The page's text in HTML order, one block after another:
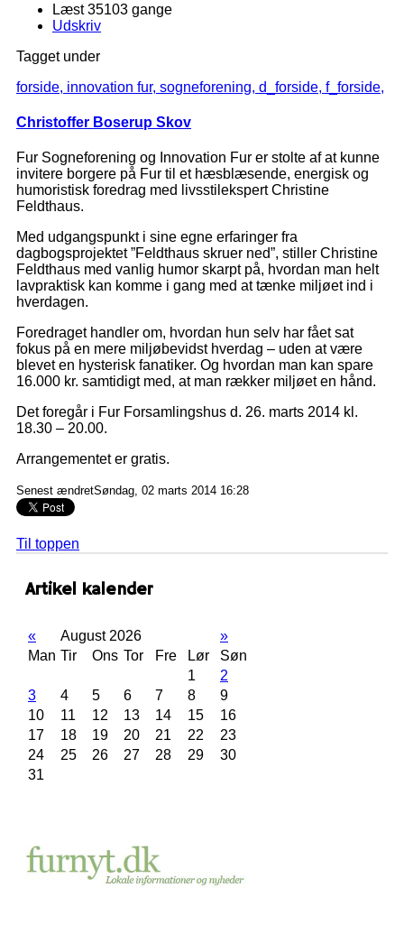
Læst 35103 gange
Udskriv
Tagget under
forside, innovation fur, sogneforening, d_forside, f_forside,
Christoffer Boserup Skov
Fur Sogneforening og Innovation Fur er stolte af at kunne
invitere borgere på Fur til et hæsblæsende, energisk og
humoristisk foredrag med livsstilekspert Christine
Feldthaus.
Med udgangspunkt i sine egne erfaringer fra
dagbogsprojektet ”Feldthaus skruer ned”, stiller Christine
Feldthaus med vanlig humor skarpt på, hvordan man helt
lavpraktisk kan komme i gang med at tænke miljøet ind i
hverdagen.
Foredraget handler om, hvordan hun selv har fået sat
fokus på en mere miljøbevidst hverdag – uden at være
blevet en hysterisk fanatiker. Og hvordan man kan spare
16.000 kr. samtidigt med, at man rækker miljøet en hånd.
Det foregår i Fur Forsamlingshus d. 26. marts 2014 kl.
18.30 – 20.00.
Arrangementet er gratis.
Senest ændretSøndag, 02 marts 2014 16:28
Til toppen
Artikel kalender
« August 2026
»
Man Tir Ons Tor Fre Lør
Søn
1
2
3
4 5 6 7 8
9
10
11 12 13 14 15
16
17
18 19 20 21 22
23
24
25 26 27 28 29
30
31